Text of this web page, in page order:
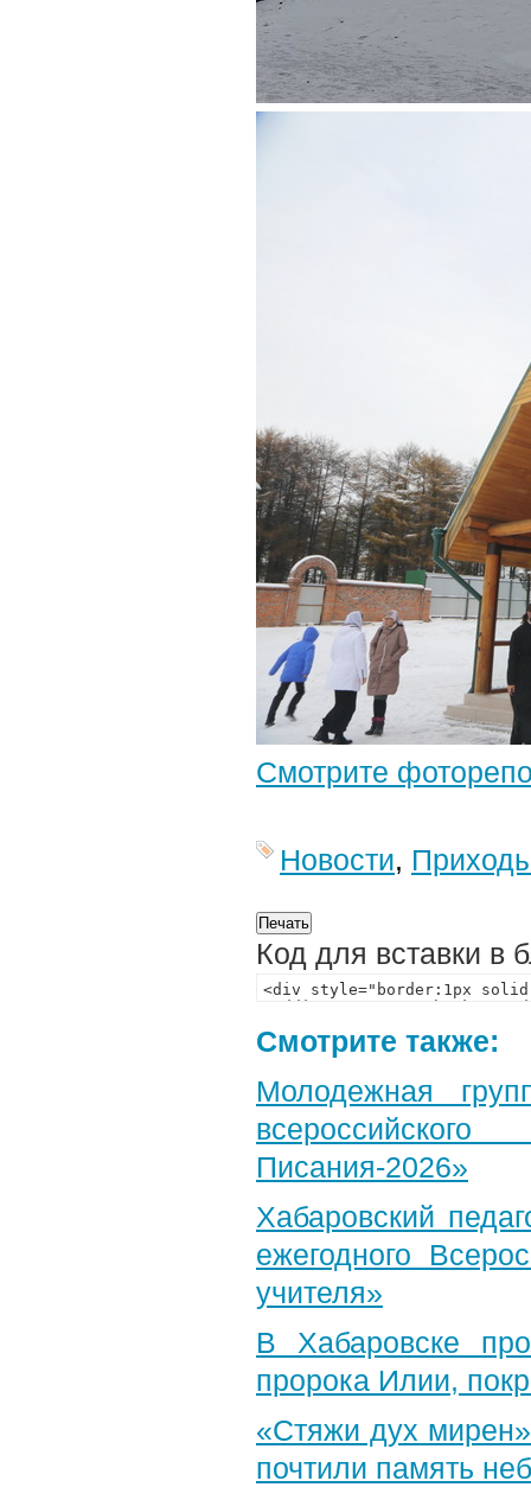
Смотрите
Новости,
Код для вставки в
Смотрите также:
Молодежная
Писания-2026»
Хабаровский
ежегодного
учителя»
В Хабаровске
пророка Илии,
«Стяжи дух
почтили память